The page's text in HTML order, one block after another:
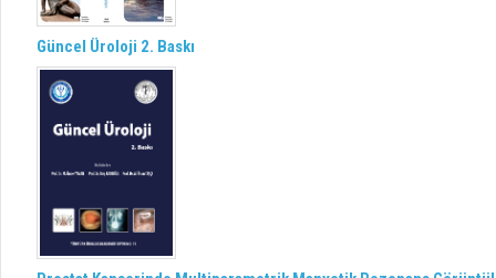
Güncel Üroloji 2. Baskı